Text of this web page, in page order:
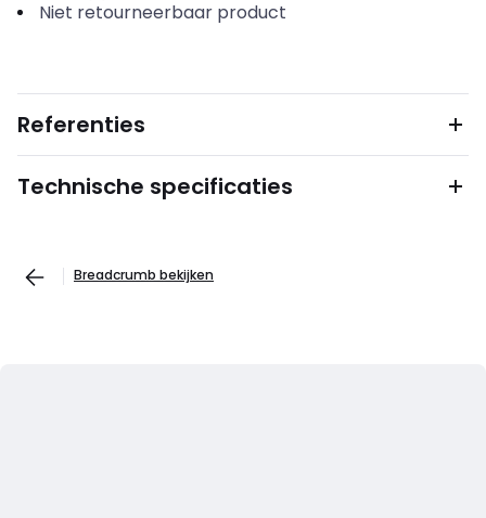
Niet retourneerbaar product
Referenties
Technische specificaties
Breadcrumb bekijken